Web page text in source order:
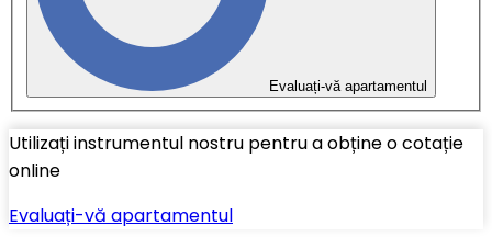
Evaluați-vă apartamentul
Utilizați instrumentul nostru pentru a obține o cotație
online
Evaluați-vă apartamentul